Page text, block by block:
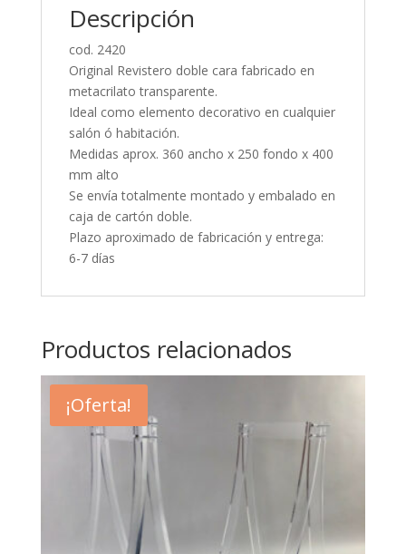
Descripción
cod. 2420
Original Revistero doble cara fabricado en
metacrilato transparente.
Ideal como elemento decorativo en cualquier
salón ó habitación.
Medidas aprox. 360 ancho x 250 fondo x 400
mm alto
Se envía totalmente montado y embalado en
caja de cartón doble.
Plazo aproximado de fabricación y entrega:
6-7 días
Productos relacionados
¡Oferta!